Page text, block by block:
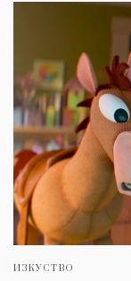
ИЗКУСТВО